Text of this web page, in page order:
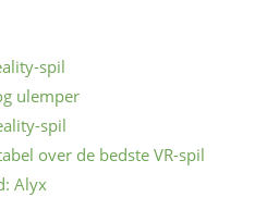
spil
ulemper
spil
over de bedste VR-spil
Alyx